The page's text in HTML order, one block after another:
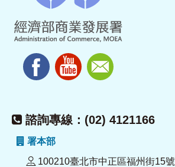
諮詢專線：(02) 4121166
署本部
100210臺北市中正區福州街15號